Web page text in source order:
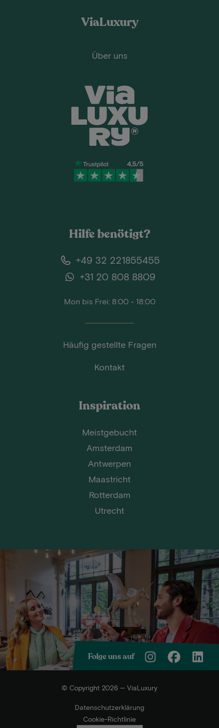
ViaLuxury
Über uns
Hilfe benötigt?
+49 32 221855455
+31 20 808 8809
Mon bis Frei: 8:00 - 18:00
Häufig gestellte Fragen
Kontakt
Inspiration
Meistgebucht
Amsterdam
Antwerpen
Maastricht
Rotterdam
Utrecht
Folge uns auf
© Copyright 2026 — ViaLuxury
Datenschutzerklärung
Cookie-Richtlinie